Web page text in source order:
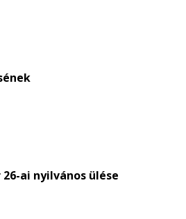
ai nyilvános ülése